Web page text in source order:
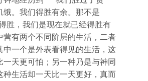
饿。我们得胜有余。那不是
得胜，我们是现在就已经得胜有
营有两个不同阶层的生活，二者
中一个是外表看得见的生活，这
一天更可怕；另一种乃是与神同
种生活却一天比一天更好，真而